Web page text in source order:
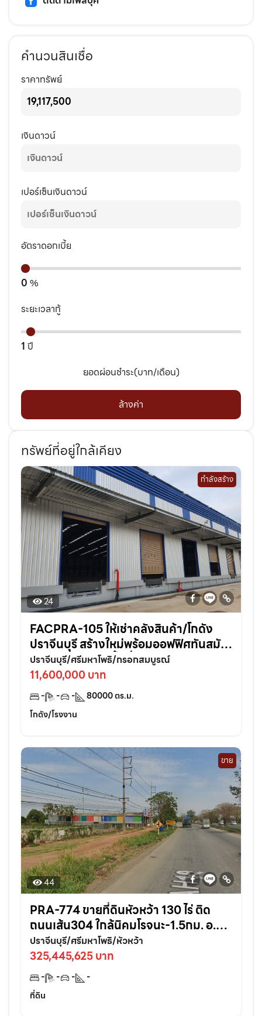
คำนวนสินเชื่อ
ราคาทรัพย์
เงินดาวน์
เปอร์เซ็นเงินดาวน์
อัตราดอกเบี้ย
0 %
ระยะเวลากู้
1 ปี
ยอดผ่อนชำระ(บาท/เดือน)
ล้างค่า
ทรัพย์ที่อยู่ใกล้เคียง
กำลังสร้าง
24
FACPRA-105 ให้เช่าคลังสินค้า/โกดัง
ปราจีนบุรี สร้างใหม่พร้อมออฟฟิศทันสมัย
ในทำเลศักยภาพพื้นที่ 80,000 ตรม. แบ่ง
เช่าได้
ปราจีนบุรี/ศรีมหาโพธิ/กรอกสมบูรณ์
11,600,000 บาท
- - - 80000ตร.ม.
โกดัง/โรงงาน
ขาย
44
PRA-774 ขายที่ดินหัวหว้า 130 ไร่ ติด
ถนนเส้น304 ใกล้นิคมโรจนะ-1.5กม. อ.ศรี
มหาโพธิ ปราจีนบุรี
ปราจีนบุรี/ศรีมหาโพธิ/หัวหว้า
325,445,625 บาท
- - -
-
ที่ดิน